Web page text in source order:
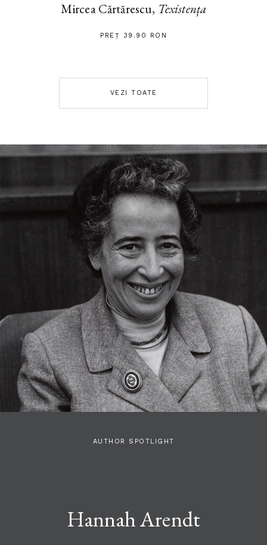
Mircea Cărtărescu, Texistența
PREȚ 39.90 RON
VEZI TOATE
AUTHOR SPOTLIGHT
Hannah Arendt